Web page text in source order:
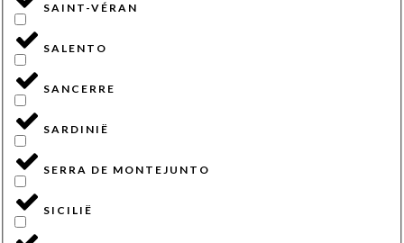
SAINT-VÉRAN
SALENTO
SANCERRE
SARDINIË
SERRA DE MONTEJUNTO
SICILIË